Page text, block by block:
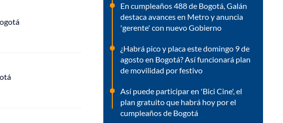
En cumpleaños 488 de Bogotá, Galán
destaca avances en Metro y anuncia
'gerente' con nuevo Gobierno
¿Habrá pico y placa este domingo 9 de
agosto en Bogotá? Así funcionará plan
de movilidad por festivo
Así puede participar en 'Bici Cine', el
plan gratuito que habrá hoy por el
cumpleaños de Bogotá